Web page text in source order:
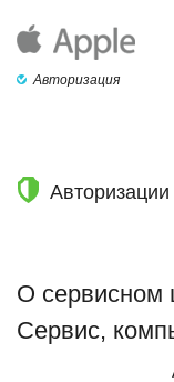
Авторизация
Авторизации
О сервисном
Сервис,